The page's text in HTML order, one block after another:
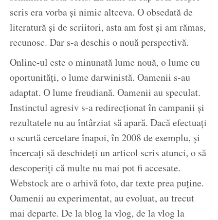
scris era vorba și nimic altceva. O obsedată de
literatură și de scriitori, asta am fost și am rămas,
recunosc. Dar s-a deschis o nouă perspectivă.
Online-ul este o minunată lume nouă, o lume cu
oportunități, o lume darwinistă. Oamenii s-au
adaptat. O lume freudiană. Oamenii au speculat.
Instinctul agresiv s-a redirecționat în campanii și
rezultatele nu au întârziat să apară. Dacă efectuați
o scurtă cercetare înapoi, în 2008 de exemplu, și
încercați să deschideți un articol scris atunci, o să
descoperiți că multe nu mai pot fi accesate.
Webstock are o arhivă foto, dar texte prea puține.
Oamenii au experimentat, au evoluat, au trecut
mai departe. De la blog la vlog, de la vlog la